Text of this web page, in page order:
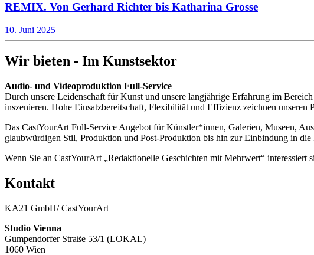
REMIX. Von Gerhard Richter bis Katharina Grosse
10. Juni 2025
Wir bieten - Im Kunstsektor
Audio- und Videoproduktion Full-Service
Durch unsere Leidenschaft für Kunst und unsere langjährige Erfahrung im
inszenieren. Hohe Einsatzbereitschaft, Flexibilität und Effizienz zeichnen unseren
Das CastYourArt Full-Service Angebot für Künstler*innen, Galerien, Museen,
glaubwürdigen Stil, Produktion und Post-Produktion bis hin zur Einbindung in die
Wenn Sie an CastYourArt „Redaktionelle Geschichten mit Mehrwert“ interessiert
Kontakt
KA21 GmbH/ CastYourArt
Studio Vienna
Gumpendorfer Straße 53/1 (LOKAL)
1060 Wien